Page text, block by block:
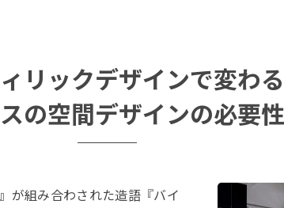
リックデザインで変わ
の空間デザインの必要性
が組み合わされた造語『バイ